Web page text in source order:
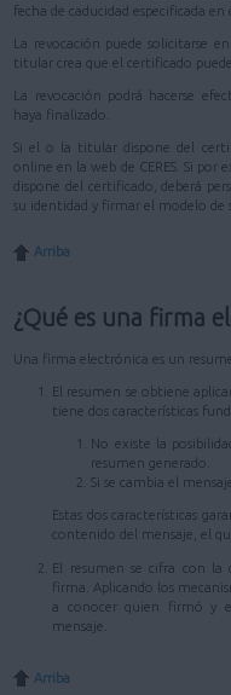
fecha de caducidad especificada en
La revocación puede solicitarse
titular crea que el certificado
La revocación podrá hacerse
haya finalizado.
Si el o la titular dispone del
online en la web de CERES. Si
dispone del certificado, deberá
su identidad y firmar el modelo de
Arriba
¿Qué es una firma
Una firma electrónica es un
El resumen se obtiene
tiene dos características
No existe la
resumen generado.
Si se cambia el
Estas dos características
contenido del mensaje, el
El resumen se cifra con la
firma. Aplicando los
a conocer quien firmó y
mensaje.
Arriba